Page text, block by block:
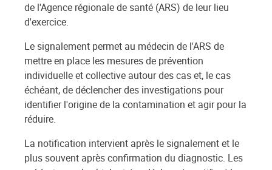
de l'Agence régionale de santé (ARS) de leur lieu
d'exercice.
Le signalement permet au médecin de l'ARS de
mettre en place les mesures de prévention
individuelle et collective autour des cas et, le cas
échéant, de déclencher des investigations pour
identifier l'origine de la contamination et agir pour la
réduire.
La notification intervient après le signalement et le
plus souvent après confirmation du diagnostic. Les